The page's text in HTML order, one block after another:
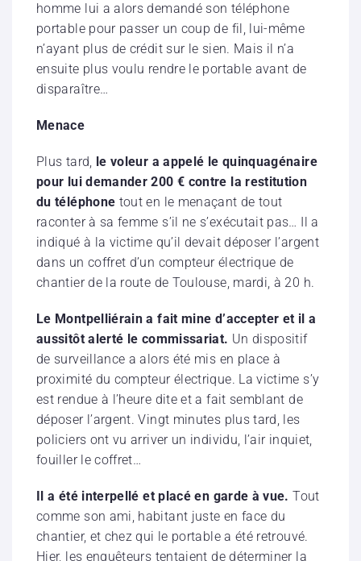
homme lui a alors demandé son téléphone
portable pour passer un coup de fil, lui-même
n’ayant plus de crédit sur le sien. Mais il n’a
ensuite plus voulu rendre le portable avant de
disparaître…
Menace
Plus tard, le voleur a appelé le quinquagénaire
pour lui demander 200 € contre la restitution
du téléphone tout en le menaçant de tout
raconter à sa femme s’il ne s’exécutait pas… Il a
indiqué à la victime qu’il devait déposer l’argent
dans un coffret d’un compteur électrique de
chantier de la route de Toulouse, mardi, à 20 h.
Le Montpelliérain a fait mine d’accepter et il a
aussitôt alerté le commissariat. Un dispositif
de surveillance a alors été mis en place à
proximité du compteur électrique. La victime s’y
est rendue à l’heure dite et a fait semblant de
déposer l’argent. Vingt minutes plus tard, les
policiers ont vu arriver un individu, l’air inquiet,
fouiller le coffret…
Il a été interpellé et placé en garde à vue.Tout
comme son ami, habitant juste en face du
chantier, et chez qui le portable a été retrouvé.
Hier, les enquêteurs tentaient de déterminer la